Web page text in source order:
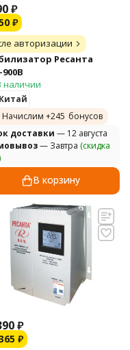
₽
₽
авторизации
Ресанта
наличии
Китай
Начислим +245 бонусов
доставки — 12 августа
— Завтра (скидка
В корзину
₽
₽